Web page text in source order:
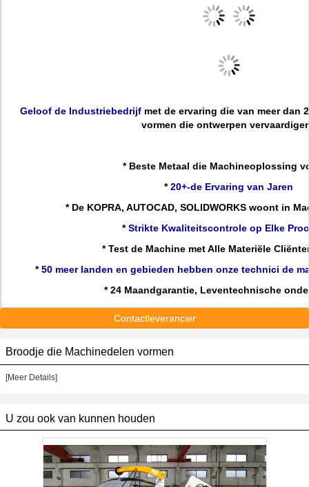
Geloof de Industriebedrijf met de ervaring die van meer dan
vormen die ontwerpen
* Beste Metaal die Machineoplossing
*20+-de Ervaring van Jaren
* De KOPRA, AUTOCAD, SOLIDWORKS woont in
*Strikte Kwaliteitscontrole op Elke
* Test de Machine met Alle Materiële
*50 meer landen en gebieden hebben onze technici de
* 24 Maandgarantie, Leventechnische
Contactleverancier
Broodje die Machinedelen vormen
[Meer Details]
U zou ook van kunnen houden